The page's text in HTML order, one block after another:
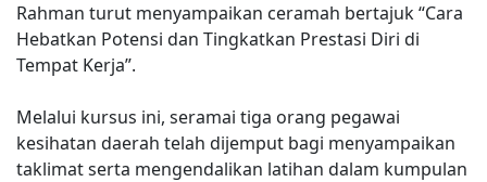
Rahman turut menyampaikan ceramah bertajuk “Cara
Hebatkan Potensi dan Tingkatkan Prestasi Diri di
Tempat Kerja”.
Melalui kursus ini, seramai tiga orang pegawai
kesihatan daerah telah dijemput bagi menyampaikan
taklimat serta mengendalikan latihan dalam kumpulan